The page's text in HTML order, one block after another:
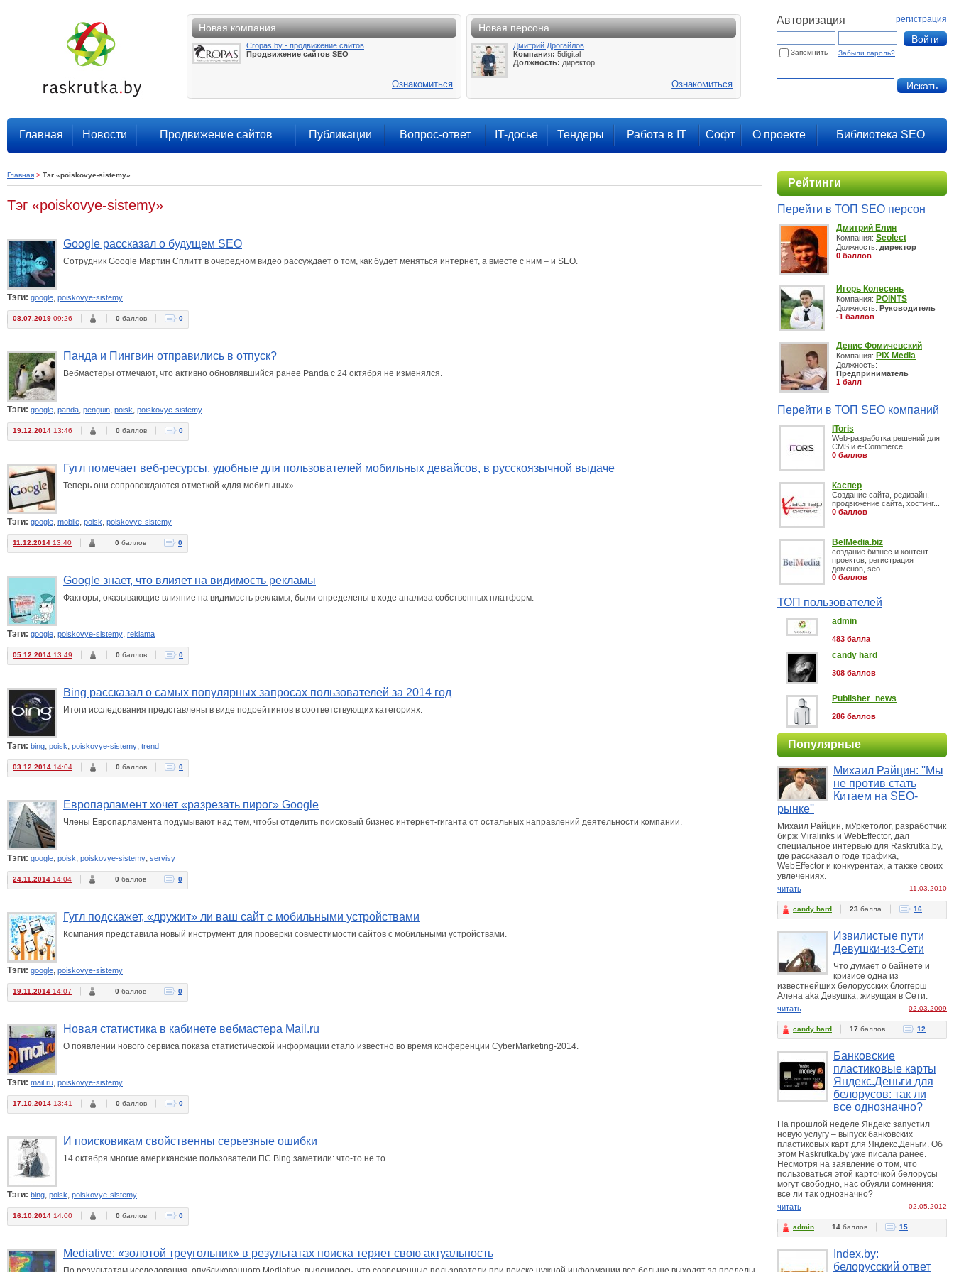
Новая компания
Cropas.by - продвижение сайтов
Продвижение сайтов SEO
Ознакомиться
Новая персона
Дмитрий Дрогайлов
Компания: 5digital
Должность: директор
Ознакомиться
Авторизация регистрация
Запомнить Забыли пароль?
Главная Новости Продвижение сайтов Публикации Вопрос-ответ IT-досье Тендеры Работа в IT Софт О проекте Библиотека SEO
Главная > Тэг «poiskovye-sistemy»
Тэг «poiskovye-sistemy»
Google рассказал о будущем SEO
Сотрудник Google Мартин Сплитт в очередном видео рассуждает о том, как будет меняться интернет, а вместе с ним – и SEO.
Тэги: google, poiskovye-sistemy
08.07.2019 09:26 0 баллов 0
Панда и Пингвин отправились в отпуск?
Вебмастеры отмечают, что активно обновлявшийся ранее Panda с 24 октября не изменялся.
Тэги: google, panda, penguin, poisk, poiskovye-sistemy
19.12.2014 13:46 0 баллов 0
Гугл помечает веб-ресурсы, удобные для пользователей мобильных девайсов, в русскоязычной выдаче
Теперь они сопровождаются отметкой «для мобильных».
Тэги: google, mobile, poisk, poiskovye-sistemy
11.12.2014 13:40 0 баллов 0
Google знает, что влияет на видимость рекламы
Факторы, оказывающие влияние на видимость рекламы, были определены в ходе анализа собственных платформ.
Тэги: google, poiskovye-sistemy, reklama
05.12.2014 13:49 0 баллов 0
Bing рассказал о самых популярных запросах пользователей за 2014 год
Итоги исследования представлены в виде подрейтингов в соответствующих категориях.
Тэги: bing, poisk, poiskovye-sistemy, trend
03.12.2014 14:04 0 баллов 0
Европарламент хочет «разрезать пирог» Google
Члены Европарламента подумывают над тем, чтобы отделить поисковый бизнес интернет-гиганта от остальных направлений деятельности компании.
Тэги: google, poisk, poiskovye-sistemy, servisy
24.11.2014 14:04 0 баллов 0
Гугл подскажет, «дружит» ли ваш сайт с мобильными устройствами
Компания представила новый инструмент для проверки совместимости сайтов с мобильными устройствами.
Тэги: google, poiskovye-sistemy
19.11.2014 14:07 0 баллов 0
Новая статистика в кабинете вебмастера Mail.ru
О появлении нового сервиса показа статистической информации стало известно во время конференции CyberMarketing-2014.
Тэги: mail.ru, poiskovye-sistemy
17.10.2014 13:41 0 баллов 0
И поисковикам свойственны серьезные ошибки
14 октября многие американские пользователи ПС Bing заметили: что-то не то.
Тэги: bing, poisk, poiskovye-sistemy
16.10.2014 14:00 0 баллов 0
Mediative: «золотой треугольник» в результатах поиска теряет свою актуальность
Рейтинги
Перейти в ТОП SEO персон
Дмитрий Елин
Компания: Seolect
Должность: директор
0 баллов
Игорь Колесень
Компания: POINTS
Должность: Руководитель
-1 баллов
Денис Фомичевский
Компания: PIX Media
Должность:
Предприниматель
1 балл
Перейти в ТОП SEO компаний
IToris
Web-разработка решений для
CMS и e-Commerce
0 баллов
Каспер
Создание сайта, редизайн,
продвижение сайта, хостинг...
0 баллов
BelMedia.biz
создание бизнес и контент
проектов, регистрация
доменов, seo...
0 баллов
ТОП пользователей
admin
483 балла
candy hard
308 баллов
Publisher_news
286 баллов
Популярные
Михаил Райцин: ''Мы
не против стать
Китаем на SEO-
рынке''
Михаил Райцин, мУркетолог, разработчик
бирж Miralinks и WebEffector, дал
специальное интервью для Raskrutka.by,
где рассказал о годе трафика,
WebEffector и конкурентах, а также своих
увлечениях.
читать 11.03.2010
candy hard 23 балла 16
Извилистые пути
Девушки-из-Сети
Что думает о байнете и
кризисе одна из
известнейших белорусских блоггерш
Алена aka Девушка, живущая в Сети.
читать 02.03.2009
candy hard 17 баллов 12
Банковские
пластиковые карты
Яндекс.Деньги для
белорусов: так ли
все однозначно?
На прошлой неделе Яндекс запустил
новую услугу – выпуск банковских
пластиковых карт для Яндекс.Деньги. Об
этом Raskrutka.by уже писала ранее.
Несмотря на заявление о том, что
пользоваться этой карточкой белорусы
могут свободно, нас обуяли сомнения:
все ли так однозначно?
читать 02.05.2012
admin 14 баллов 15
Index.by:
белорусский ответ